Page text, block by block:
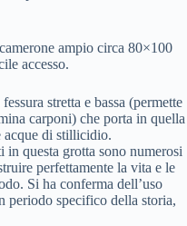
ampio circa 80×100
accesso.
stretta e bassa (permette
carponi) che porta in quella
acque di stillicidio.
questa grotta sono numerosi
perfettamente la vita e le
Si ha conferma dell’uso
periodo specifico della storia,